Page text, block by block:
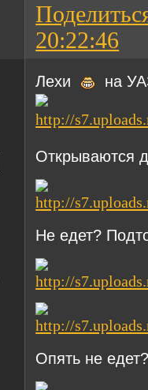
20:22:46
Лехи на
Открываются
Не едет?
Опять не